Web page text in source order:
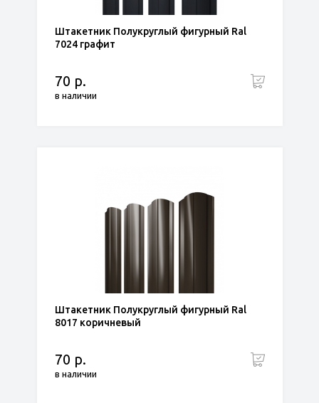
Штакетник Полукруглый фигурный Ral
7024 графит
70 р.
в наличии
Штакетник Полукруглый фигурный Ral
8017 коричневый
70 р.
в наличии